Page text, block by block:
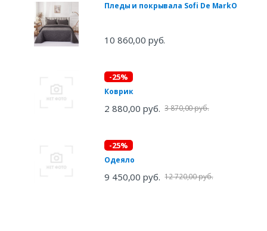
Пледы и покрывала Sofi De MarkO
10 860,00 руб.
-25%
Коврик
2 880,00 руб. 3 870,00 руб.
-25%
Одеяло
9 450,00 руб. 12 720,00 руб.